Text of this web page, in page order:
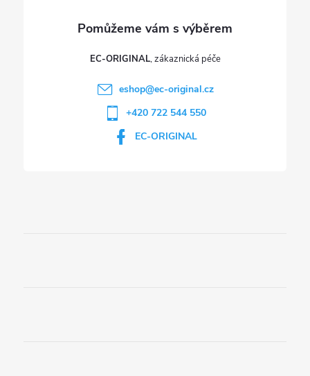
EC-ORIGINAL
eshop@ec-original.cz
+420 722 544 550
EC-ORIGINAL